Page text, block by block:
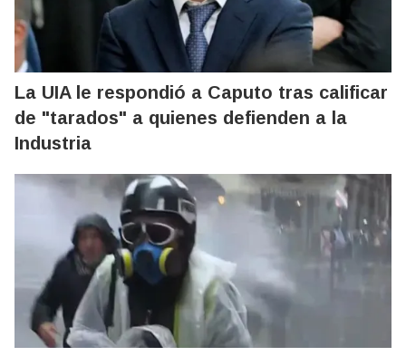
La UIA le respondió a Caputo tras calificar
de "tarados" a quienes defienden a la
Industria